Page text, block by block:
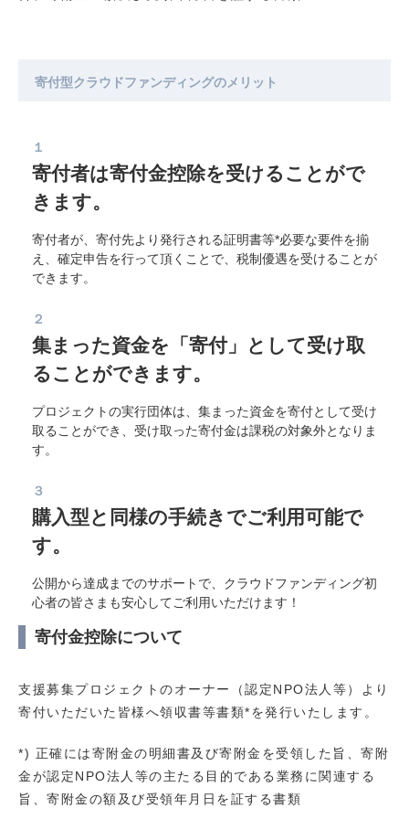
寄付型クラウドファンディングのメリット
１
寄付者は寄付金控除を受けることがで
きます。
寄付者が、寄付先より発行される証明書等*必要な要件を揃
え、確定申告を行って頂くことで、税制優遇を受けることが
できます。
２
集まった資金を「寄付」として受け取
ることができます。
プロジェクトの実行団体は、集まった資金を寄付として受け
取ることができ、受け取った寄付金は課税の対象外となりま
す。
３
購入型と同様の手続きでご利用可能で
す。
公開から達成までのサポートで、クラウドファンディング初
心者の皆さまも安心してご利用いただけます！
寄付金控除について
支援募集プロジェクトのオーナー（認定NPO法人等）より
寄付いただいた皆様へ領収書等書類*を発行いたします。
*) 正確には寄附金の明細書及び寄附金を受領した旨、寄附
金が認定NPO法人等の主たる目的である業務に関連する
旨、寄附金の額及び受領年月日を証する書類